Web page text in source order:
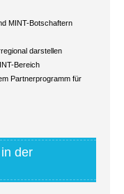
MINT-Botschaftern
darstellen
Bereich
Partnerprogramm für
der